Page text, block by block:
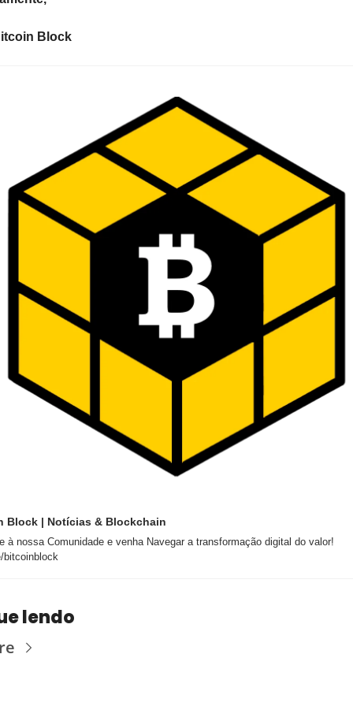
Block
Block | Notícias & Blockchain
à nossa Comunidade e venha Navegar a transformação digital do valor!
bitcoinblock
lendo